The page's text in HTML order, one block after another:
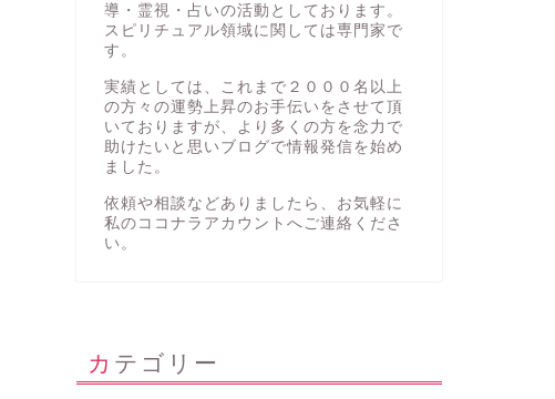
導・霊視・占いの活動としております。
スピリチュアル領域に関しては専門家で
す。
実績としては、これまで２０００名以上
の方々の運勢上昇のお手伝いをさせて頂
いておりますが、より多くの方を念力で
助けたいと思いブログで情報発信を始め
ました。
依頼や相談などありましたら、お気軽に
私の ココナラアカウント へご連絡くださ
い。
カテゴリー